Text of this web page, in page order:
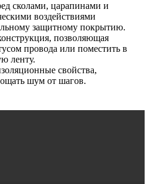
сколами, царапинами и
воздействиями
защитному покрытию.
позволяющая
провода или поместить в
ленту.
свойства,
шум от шагов.